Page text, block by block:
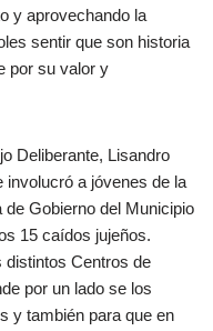
y aprovechando la
sentir que son historia
por su valor y
Deliberante, Lisandro
involucró a jóvenes de la
Gobierno del Municipio
15 caídos jujeños.
distintos Centros de
por un lado se los
y también para que en